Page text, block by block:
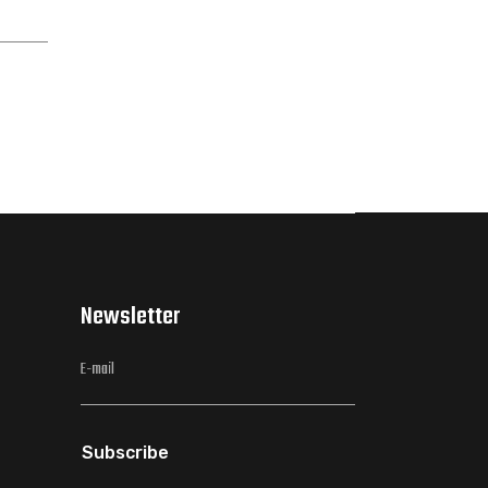
Newsletter
Subscribe